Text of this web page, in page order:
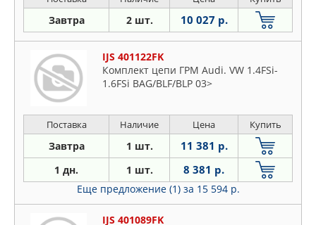
Завтра 2 шт. 10 027 р.
IJS 401122FK
Комплект цепи ГРМ Audi. VW 1.4FSi-
1.6FSi BAG/BLF/BLP 03>
Поставка Наличие Цена Купить
Завтра 1 шт. 11 381 р.
1 дн. 1 шт. 8 381 р.
Еще предложение (1) за 15 594 р.
IJS 401089FK